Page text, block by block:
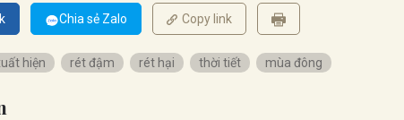
Chia sẻ Zalo Copy link
hiện rét đậm rét hại thời tiết mùa đông